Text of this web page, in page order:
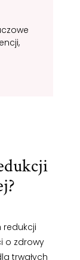
redukcji
o zdrowy
trwałych